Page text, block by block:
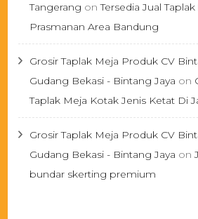
Tangerang onTersedia Jual
Prasmanan Area Bandung
Grosir Taplak Meja Produk CV
Gudang Bekasi - Bintang Jaya on
Taplak Meja Kotak Jenis Ketat Di
Grosir Taplak Meja Produk CV
Gudang Bekasi - Bintang Jaya on
bundar skerting premium